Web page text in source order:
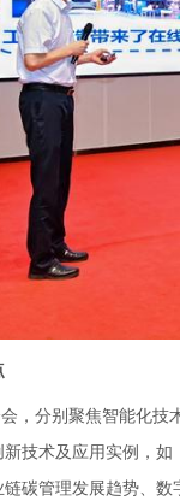
，分别聚焦智能化
技术及应用实例，如
碳管理发展趋势、